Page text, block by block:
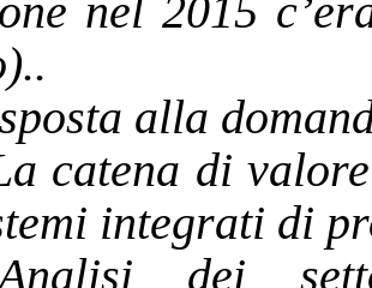
nel 2015
alla
catena di
integrati di
dei